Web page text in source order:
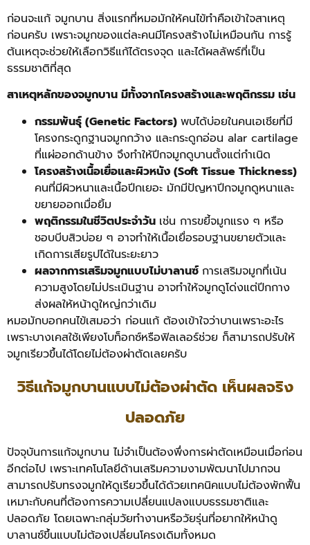
ก่อนจะแก้ จมูกบาน สิ่งแรกที่หมอมักให้คนไข้ทำคือเข้าใจสาเหตุ
ก่อนครับ เพราะจมูกของแต่ละคนมีโครงสร้างไม่เหมือนกัน การรู้
ต้นเหตุจะช่วยให้เลือกวิธีแก้ได้ตรงจุด และได้ผลลัพธ์ที่เป็น
ธรรมชาติที่สุด
สาเหตุหลักของจมูกบาน มีทั้งจากโครงสร้างและพฤติกรรม เช่น
กรรมพันธุ์ (Genetic Factors) พบได้บ่อยในคนเอเชียที่มี
โครงกระดูกฐานจมูกกว้าง และกระดูกอ่อน alar cartilage
ที่แผ่ออกด้านข้าง จึงทำให้ปีกจมูกดูบานตั้งแต่กำเนิด
โครงสร้างเนื้อเยื่อและผิวหนัง (Soft Tissue Thickness)
คนที่มีผิวหนาและเนื้อปีกเยอะ มักมีปัญหาปีกจมูกดูหนาและ
ขยายออกเมื่อยิ้ม
พฤติกรรมในชีวิตประจำวัน เช่น การขยี้จมูกแรง ๆ หรือ
ชอบบีบสิวบ่อย ๆ อาจทำให้เนื้อเยื่อรอบฐานขยายตัวและ
เกิดการเสียรูปได้ในระยะยาว
ผลจากการเสริมจมูกแบบไม่บาลานซ์ การเสริมจมูกที่เน้น
ความสูงโดยไม่ประเมินฐาน อาจทำให้จมูกดูโด่งแต่ปีกกาง
ส่งผลให้หน้าดูใหญ่กว่าเดิม
หมอมักบอกคนไข้เสมอว่า ก่อนแก้ ต้องเข้าใจว่าบานเพราะอะไร
เพราะบางเคสใช้เพียงโบท็อกซ์หรือฟิลเลอร์ช่วย ก็สามารถปรับให้
จมูกเรียวขึ้นได้โดยไม่ต้องผ่าตัดเลยครับ
วิธีแก้จมูกบานแบบไม่ต้องผ่าตัด เห็นผลจริง
ปลอดภัย
ปัจจุบันการแก้จมูกบาน ไม่จำเป็นต้องพึ่งการผ่าตัดเหมือนเมื่อก่อน
อีกต่อไป เพราะเทคโนโลยีด้านเสริมความงามพัฒนาไปมากจน
สามารถปรับทรงจมูกให้ดูเรียวขึ้นได้ด้วยเทคนิคแบบไม่ต้องพักฟื้น
เหมาะกับคนที่ต้องการความเปลี่ยนแปลงแบบธรรมชาติและ
ปลอดภัย โดยเฉพาะกลุ่มวัยทำงานหรือวัยรุ่นที่อยากให้หน้าดู
บาลานซ์ขึ้นแบบไม่ต้องเปลี่ยนโครงเดิมทั้งหมด